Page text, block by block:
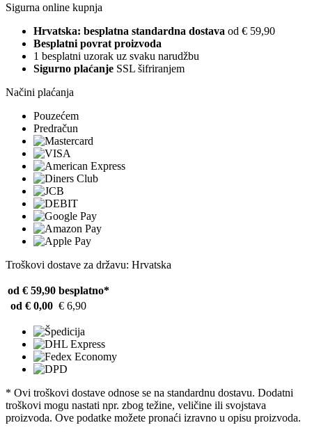
Sigurna online kupnja
Hrvatska: besplatna standardna dostava od € 59,90
Besplatni povrat proizvoda
1 besplatni uzorak uz svaku narudžbu
Sigurno plaćanje SSL šifriranjem
Načini plaćanja
Pouzećem
Predračun
Troškovi dostave za državu: Hrvatska
od € 59,90 besplatno*
od € 0,00 € 6,90
* Ovi troškovi dostave odnose se na standardnu ​​dostavu. Dodatni
troškovi mogu nastati npr. zbog težine, veličine ili svojstava
proizvoda. Ove podatke možete pronaći izravno u opisu proizvoda.